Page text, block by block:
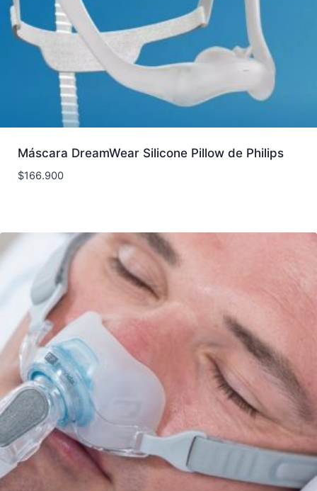
Máscara DreamWear Silicone Pillow de Philips
$166.900